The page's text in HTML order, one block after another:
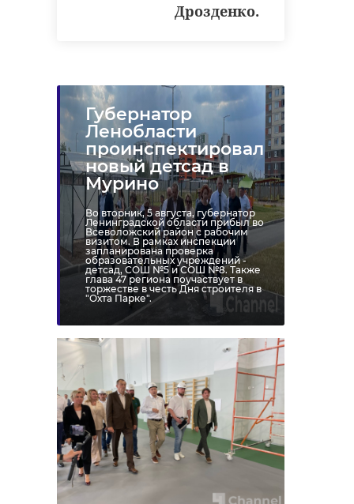
Дрозденко.
Губернатор
Ленобласти
проинспектировал
новый детсад в
Мурино
Во вторник, 5 августа, губернатор
Ленинградской области прибыл во
Всеволожский район с рабочим
визитом. В рамках инспекции
запланирована проверка
образовательных учреждений -
детсад, СОШ №5 и СОШ №8. Также
глава 47 региона поучаствует в
торжестве в честь Дня строителя в
"Охта Парке".